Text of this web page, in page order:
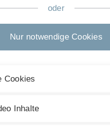
Social
Customer
oder
Nur notwendige Cookies
Cookies
Inhalte